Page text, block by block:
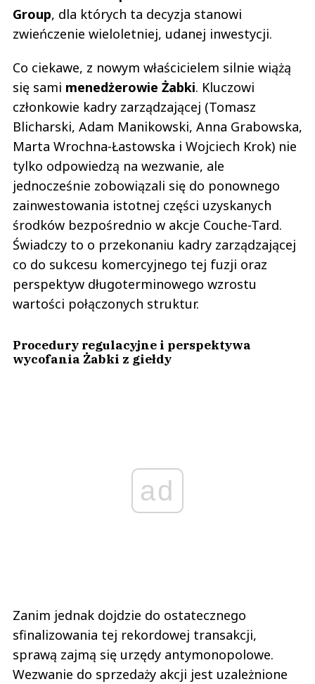
Group, dla których ta decyzja stanowi
zwieńczenie wieloletniej, udanej inwestycji.
Co ciekawe, z nowym właścicielem silnie wiążą
się sami menedżerowie Żabki. Kluczowi
członkowie kadry zarządzającej (Tomasz
Blicharski, Adam Manikowski, Anna Grabowska,
Marta Wrochna-Łastowska i Wojciech Krok) nie
tylko odpowiedzą na wezwanie, ale
jednocześnie zobowiązali się do ponownego
zainwestowania istotnej części uzyskanych
środków bezpośrednio w akcje Couche-Tard.
Świadczy to o przekonaniu kadry zarządzającej
co do sukcesu komercyjnego tej fuzji oraz
perspektyw długoterminowego wzrostu
wartości połączonych struktur.
Procedury regulacyjne i perspektywa
wycofania Żabki z giełdy
ad
Zanim jednak dojdzie do ostatecznego
sfinalizowania tej rekordowej transakcji,
sprawą zajmą się urzędy antymonopolowe.
Wezwanie do sprzedaży akcji jest uzależnione